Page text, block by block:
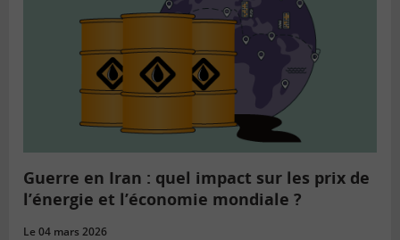
Guerre en Iran : quel impact sur les prix de
l’énergie et l’économie mondiale ?
Le 04 mars 2026